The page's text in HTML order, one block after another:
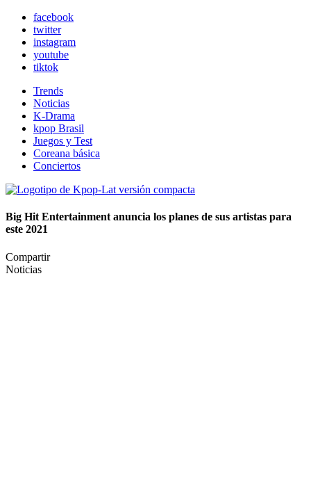
facebook
twitter
instagram
youtube
tiktok
Trends
Noticias
K-Drama
kpop Brasil
Juegos y Test
Coreana básica
Conciertos
Big Hit Entertainment anuncia los planes de sus artistas para
este 2021
Compartir
Noticias